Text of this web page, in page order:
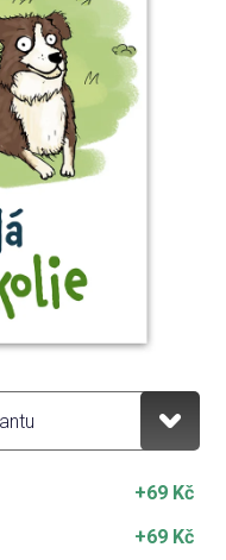
+69 Kč
+69 Kč